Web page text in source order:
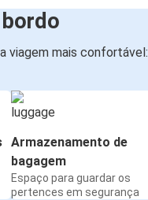
viagem mais confortável:
Armazenamento de
bagagem
Espaço para guardar os
pertences em segurança